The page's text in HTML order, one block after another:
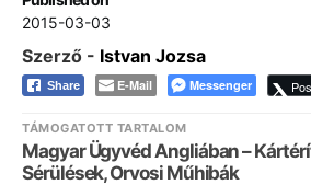
2015-03-03
Szerző - Istvan Jozsa
Share E-Mail Messenger
TÁMOGATOTT TARTALOM
Magyar Ügyvéd Angliában –
Sérülések, Orvosi Műhibák